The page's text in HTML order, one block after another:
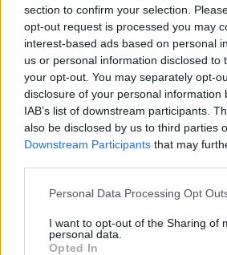
section to confirm your selection.
opt-out request is processed you may
interest-based ads based on personal
us or personal information disclosed to
your opt-out. You may separately opt-
disclosure of your personal information
IAB’s list of downstream participants.
also be disclosed by us to third parties
Downstream Participants that may
Personal Data Processing Opt
I want to opt-out of the Sharing of
personal data.
Opted In
Νάουσα:Με 2 ταινίες συνεχίζεται
στο Θερινό Δημοτικό Θέατρο